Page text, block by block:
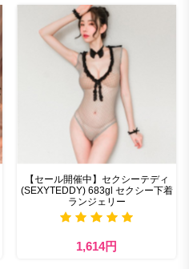
【セール開催中】セクシーテディ
(SEXYTEDDY) 683gl セクシー下着
ランジェリー
1,614円